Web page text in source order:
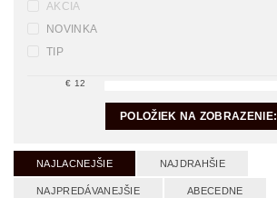
AKCIA
NOVINKA
TIP
€ 12
POLOŽIEK NA ZOBRAZENIE:
NAJLACNEJŠIE NAJDRAHŠIE
NAJPREDÁVANEJŠIE ABECEDNE